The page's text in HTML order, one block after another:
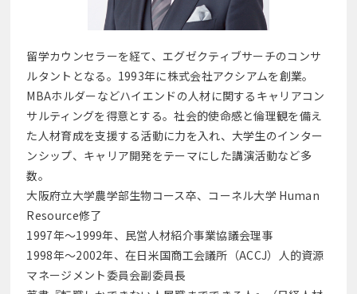
留学カウンセラーを経て、エグゼクティブサーチのコンサ
ルタントとなる。1993年に株式会社アクシアムを創業。
MBAホルダーなどハイエンドの人材に関するキャリアコン
サルティングを得意とする。社会的使命感と倫理観を備え
た人材育成を支援する活動に力を入れ、大学生のインター
ンシップ、キャリア開発をテーマにした講演活動など多
数。
大阪府立大学農学部生物コース卒、コーネル大学 Human
Resource修了
1997年～1999年、民営人材紹介事業協議会理事
1998年～2002年、在日米国商工会議所（ACCJ）人的資源
マネージメント委員会副委員長